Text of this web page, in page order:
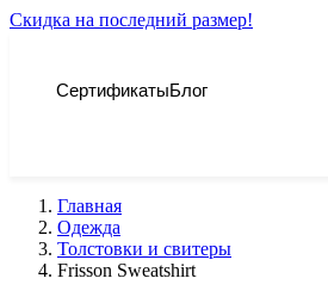
Скидка на последний размер!
СертификатыБлог
Главная
Одежда
Толстовки и свитеры
Frisson Sweatshirt